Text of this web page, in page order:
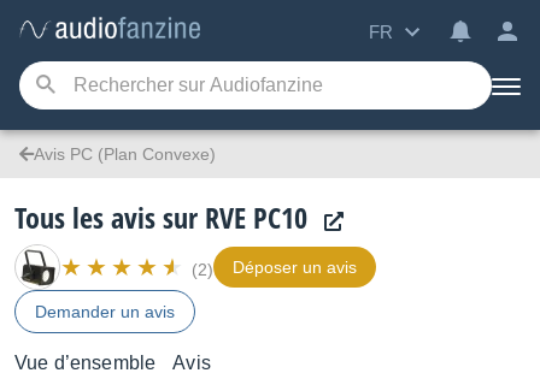
FR
Avis PC (Plan Convexe)
Tous les avis sur RVE PC10
(2) Déposer un avis
Demander un avis
Vue d’ensemble Avis